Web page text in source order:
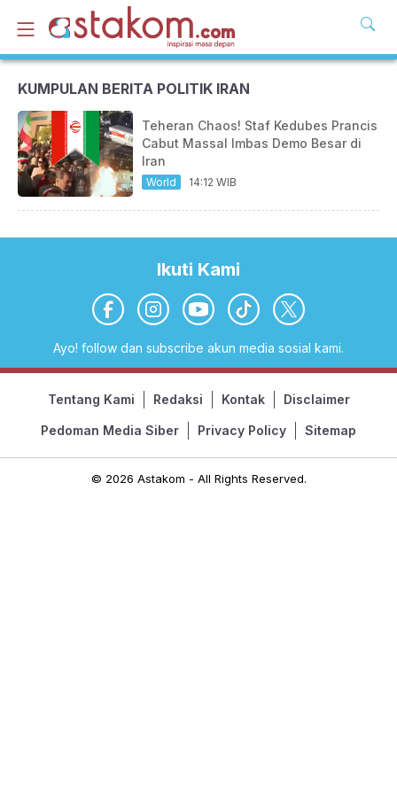
KUMPULAN BERITA POLITIK IRAN
Teheran Chaos! Staf Kedubes Prancis
Cabut Massal Imbas Demo Besar di
Iran
World 14:12 WIB
Ikuti Kami
Ayo! follow dan subscribe akun media sosial kami.
Tentang Kami Redaksi Kontak Disclaimer
Pedoman Media Siber Privacy Policy Sitemap
© 2026 Astakom - All Rights Reserved.